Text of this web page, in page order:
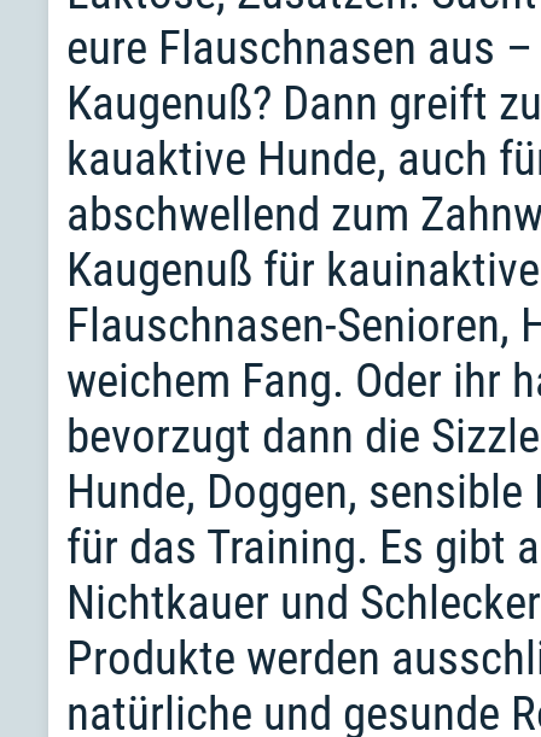
eure Flauschnasen aus
Kaugenuß? Dann greift
kauaktive Hunde, auch
abschwellend zum
Kaugenuß für
Flauschnasen-Senioren,
weichem Fang. Oder ihr
bevorzugt dann die
Hunde, Doggen,
für das Training. Es gibt
Nichtkauer und
Produkte werden
natürliche und gesunde